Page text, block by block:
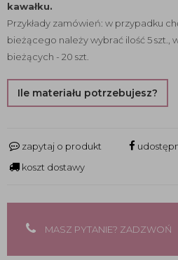
kawałku.
Przykłady zamówień: w przypadku
bieżącego należy wybrać ilość 5 szt.,
bieżących - 20 szt.
Ile materiału potrzebujesz?
zapytaj o produkt
koszt dostawy
MASZ PYTANIE? ZADZWOŃ